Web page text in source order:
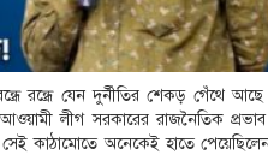
রন্ধ্রে যেন দুর্নীতির শেকড় গেঁথে
লীগ সরকারের রাজনৈতিক
কাঠামোতে অনেকেই হাতে